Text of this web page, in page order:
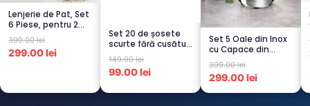
Lenjerie de Pat, Set
6 Piese, pentru 2
persoana, CREM-
4...
399.00 lei
299.00 lei
Set 20 de șosete
scurte fără cusături
pentru femei – 5...
149.00 lei
99.00 lei
Set 5 Oale din Inox
cu Capace din
Sticlă
Termorezistent...
399.00 lei
299.00 lei